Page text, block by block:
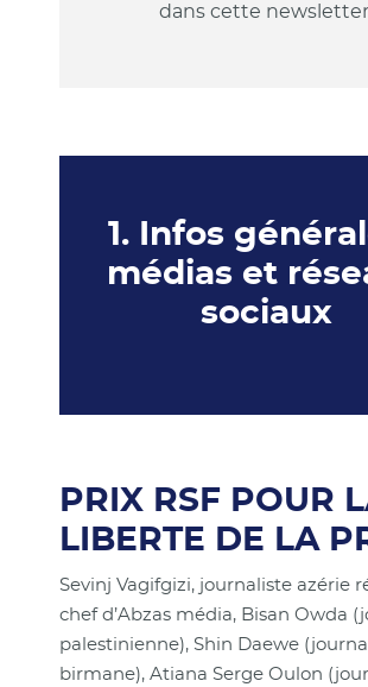
dans cette newsletter
1. Infos
médias et
sociaux
PRIX RSF POUR
LIBERTE DE LA
Sevinj Vagifgizi, journaliste azérie
chef d’Abzas média, Bisan Owda
palestinienne), Shin Daewe
birmane), Atiana Serge Oulon